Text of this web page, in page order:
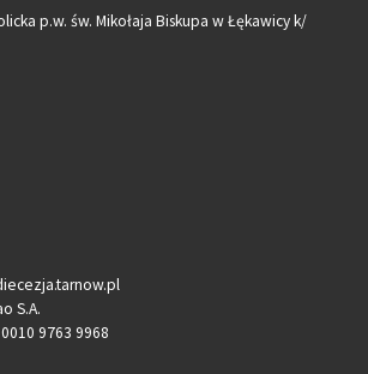
p.w. św. Mikołaja Biskupa w Łękawicy k/
S.A.
9763 9968